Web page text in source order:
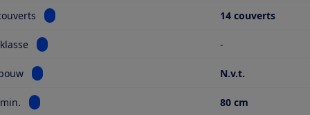
Bekijk informatie voor Aantal couverts 14 couverts
Bekijk informatie voor Energieklasse -
Bekijk informatie voor Type inbouw N.v.t.
Bekijk informatie voor Hoogte min. 80 cm